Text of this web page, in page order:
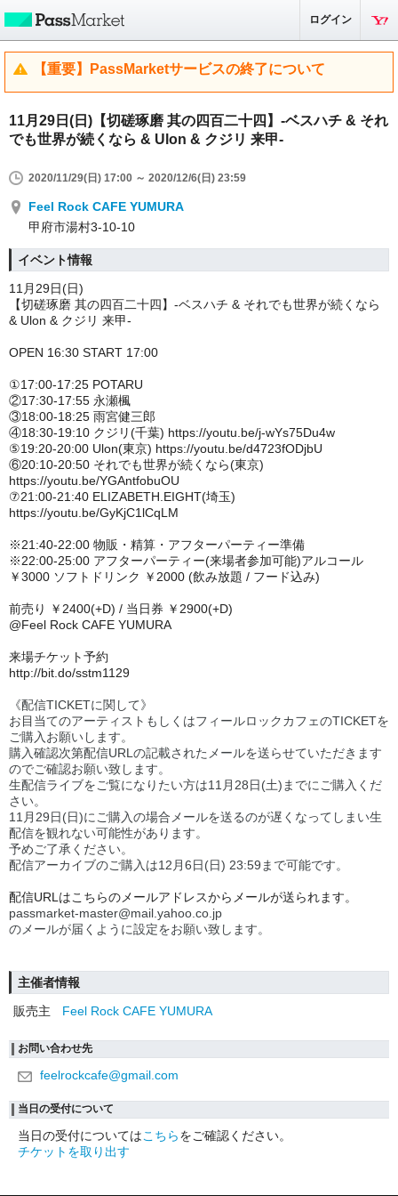
ログイン
【重要】PassMarketサービスの終了について
11月29日(日)【切磋琢磨 其の四百二十四】-ベスハチ & それ
でも世界が続くなら & Ulon & クジリ 来甲-
2020/11/29(日) 17:00 ～ 2020/12/6(日) 23:59
Feel Rock CAFE YUMURA
甲府市湯村3-10-10
イベント情報
11月29日(日)
【切磋琢磨 其の四百二十四】-ベスハチ & それでも世界が続くなら
& Ulon & クジリ 来甲-
OPEN 16:30 START 17:00
①17:00-17:25 POTARU
②17:30-17:55 永瀬楓
③18:00-18:25 雨宮健三郎
④18:30-19:10 クジリ(千葉) https://youtu.be/j-wYs75Du4w
⑤19:20-20:00 Ulon(東京) https://youtu.be/d4723fODjbU
⑥20:10-20:50 それでも世界が続くなら(東京)
https://youtu.be/YGAntfobuOU
⑦21:00-21:40 ELIZABETH.EIGHT(埼玉)
https://youtu.be/GyKjC1lCqLM
※21:40-22:00 物販・精算・アフターパーティー準備
※22:00-25:00 アフターパーティー(来場者参加可能)アルコール
￥3000 ソフトドリンク ￥2000 (飲み放題 / フード込み)
前売り ￥2400(+D) / 当日券 ￥2900(+D)
@Feel Rock CAFE YUMURA
来場チケット予約
http://bit.do/sstm1129
《配信TICKETに関して》
お目当てのアーティストもしくはフィールロックカフェのTICKETを
ご購入お願いします。
購入確認次第配信URLの記載されたメールを送らせていただきます
のでご確認お願い致します。
生配信ライブをご覧になりたい方は11月28日(土)までにご購入くだ
さい。
11月29日(日)にご購入の場合メールを送るのが遅くなってしまい生
配信を観れない可能性があります。
予めご了承ください。
配信アーカイブのご購入は12月6日(日) 23:59まで可能です。
配信URLはこちらのメールアドレスからメールが送られます。
passmarket-master@mail.yahoo.co.jp
のメールが届くように設定をお願い致します。
主催者情報
販売主
Feel Rock CAFE YUMURA
お問い合わせ先
feelrockcafe@gmail.com
当日の受付について
当日の受付についてはこちらをご確認ください。
チケットを取り出す